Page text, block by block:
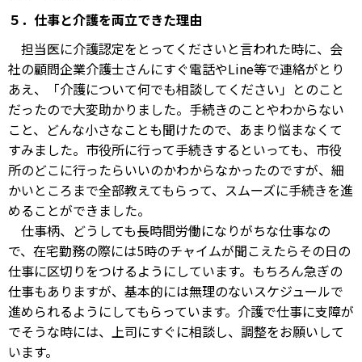
５．仕事と介護を両立できた理由
担当医に介護認定をとってくださいと言われた時に、会
社の顧問企業介護士さんにすぐ電話やLine等で連絡がとり
あえ、「介護について何でも相談してください」とのこと
だったので大変助かりました。手続きのことやわからない
こと、どんな小さなことも聞けたので、あまり悩まなくて
すみました。市役所に行って手続きするといっても、市役
所のどこに行ったらいいのかわからなかったのですが、細
かいところまで全部教えてもらって、スムーズに手続きを進
めることができました。
仕事柄、どうしても長時間労働になりがちな仕事なの
で、在宅勤務の際には5時のチャイムが聞こえたらその日の
仕事に区切りをつけるようにしています。もちろん急ぎの
仕事もありますが、基本的には無理のないスケジュールで
進められるようにしてもらっています。介護で仕事に支障が
でそうな時には、上司にすぐに相談し、調整をお願いして
います。